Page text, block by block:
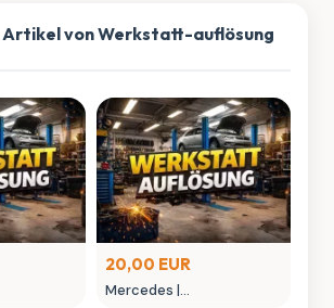
Artikel von Werkstatt-auflösung
20,00 EUR
Mercedes |